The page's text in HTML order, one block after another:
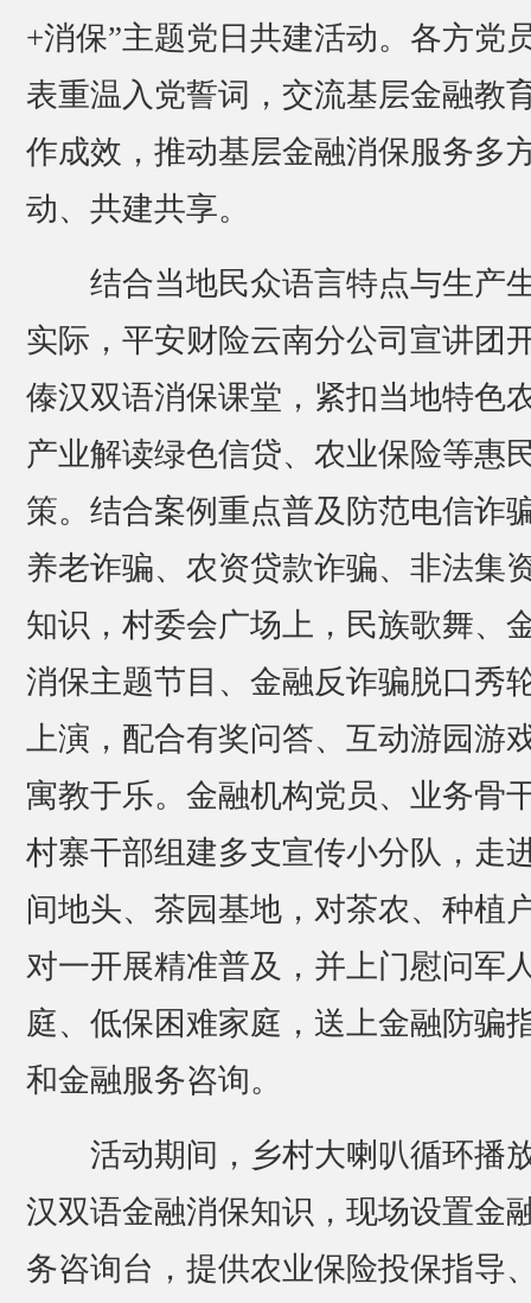
+消保”主题党日共建活动。各方党
表重温入党誓词，交流基层金融教
作成效，推动基层金融消保服务多
动、共建共享。
结合当地民众语言特点与生产
实际，平安财险云南分公司宣讲团
傣汉双语消保课堂，紧扣当地特色
产业解读绿色信贷、农业保险等惠
策。结合案例重点普及防范电信诈
养老诈骗、农资贷款诈骗、非法集
知识，村委会广场上，民族歌舞、
消保主题节目、金融反诈骗脱口秀
上演，配合有奖问答、互动游园游
寓教于乐。金融机构党员、业务骨
村寨干部组建多支宣传小分队，走
间地头、茶园基地，对茶农、种植
对一开展精准普及，并上门慰问军
庭、低保困难家庭，送上金融防骗
和金融服务咨询。
活动期间，乡村大喇叭循环播
汉双语金融消保知识，现场设置金
务咨询台，提供农业保险投保指导